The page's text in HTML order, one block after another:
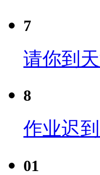
7
请你到
8
作业迟
01